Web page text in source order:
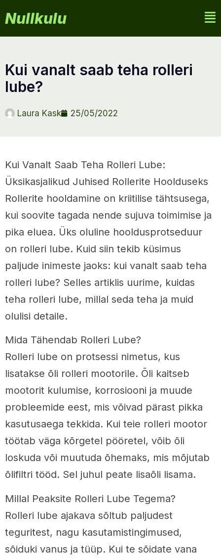
Nullkulu
kui vanalt saab teha rolleri
lube?
Laura Kask 25/05/2022
Kui Vanalt Saab Teha Rolleri Lube:
Üksikasjalikud Juhised Rollerite Hoolduseks
Rollerite hooldamine on kriitilise tähtsusega,
kui soovite tagada nende sujuva toimimise ja
pika eluea. Üks oluline hooldusprotseduur
on rolleri lube. Kuid siin tekib küsimus
paljude inimeste jaoks: kui vanalt saab teha
rolleri lube? Selles artiklis uurime, kuidas
teha rolleri lube, millal seda teha ja muid
olulisi detaile.
Mida Tähendab Rolleri Lube?
Rolleri lube on protsessi nimetus, kus
lisatakse õli rolleri mootorile. Õli kaitseb
mootorit kulumise, korrosiooni ja muude
probleemide eest, mis võivad pärast pikka
kasutusaega tekkida. Kui teie rolleri mootor
töötab väga kõrgetel pööretel, võib õli
loskuda või muutuda õhemaks, mis mõjutab
õlifiltri tööd. Sel juhul peate lisaõli lisama.
Millal Peaksite Rolleri Lube Tegema?
Rolleri lube ajakava sõltub paljudest
teguritest, nagu kasutamistingimused,
sõiduki vanus ja tüüp. Kui te sõidate vana